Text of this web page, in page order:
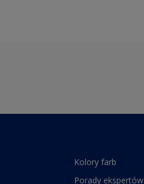
Kolory farb
Porady ekspertów